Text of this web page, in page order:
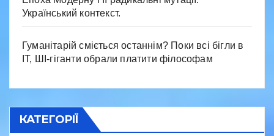
Український контекст.
Гуманітарій сміється останнім? Поки всі бігли в
IT, ШІ-гіганти обрали платити філософам
КАТЕГОРІЇ